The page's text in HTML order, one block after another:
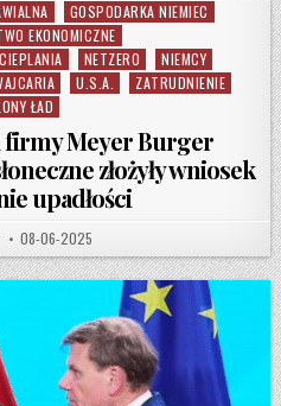
GOSPODARKA NIEMIEC
EKONOMICZNE
NETZERO
NIEMCY
U.S.A.
ZATRUDNIENIE
ŁAD
firmy Meyer Burger
złożyły wniosek
upadłości
PUBLISHED DATE:
08-06-2025